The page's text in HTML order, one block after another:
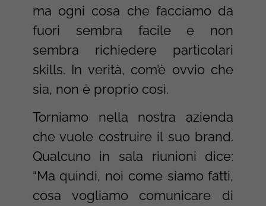
ma ogni cosa che facciamo da
fuori sembra facile e non
sembra richiedere particolari
skills. In verità, com’è ovvio che
sia, non è proprio così.
Torniamo nella nostra azienda
che vuole costruire il suo brand.
Qualcuno in sala riunioni dice:
“Ma quindi, noi come siamo fatti,
cosa vogliamo comunicare di